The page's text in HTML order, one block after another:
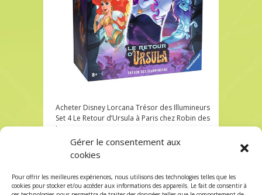
Gérer le consentement aux
cookies
Pour offrir les meilleures expériences, nous utilisons des technologies telles que les
cookies pour stocker et/ou accéder aux informations des appareils. Le fait de consentir à
Acheter Disney Lorcana Trésor des Illumineurs
Set 4 Le Retour d’Ursula à Paris chez Robin des
Jeux
Acheter Disney Lorcana Trésor des Illumineurs
Set 4 Le Retour d’Ursula à Paris chez Robin des
Les commentaires et les trackbacks sont